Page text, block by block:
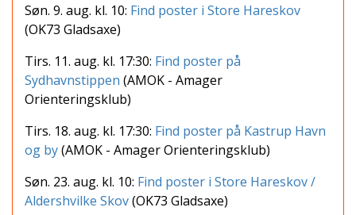
Søn. 9. aug. kl. 10: Find poster i Store Hareskov
(OK73 Gladsaxe)
Tirs. 11. aug. kl. 17:30: Find poster på
Sydhavnstippen (AMOK - Amager
Orienteringsklub)
Tirs. 18. aug. kl. 17:30: Find poster på Kastrup Havn
og by(AMOK - Amager Orienteringsklub)
Søn. 23. aug. kl. 10: Find poster i Store Hareskov /
Aldershvilke Skov(OK73 Gladsaxe)